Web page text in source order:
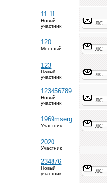
11:11
Новый
участник
120
Местный
123
Новый
участник
123456789
Новый
участник
1969mserg
Участник
2020
Участник
234876
Новый
участник